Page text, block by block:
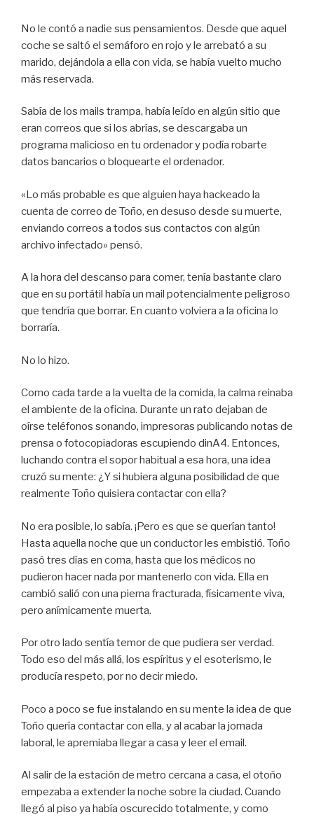
No le contó a nadie sus pensamientos. Desde que aquel
coche se saltó el semáforo en rojo y le arrebató a su
marido, dejándola a ella con vida, se había vuelto mucho
más reservada.
Sabía de los mails trampa, había leído en algún sitio que
eran correos que si los abrías, se descargaba un
programa malicioso en tu ordenador y podía robarte
datos bancarios o bloquearte el ordenador.
«Lo más probable es que alguien haya hackeado la
cuenta de correo de Toño, en desuso desde su muerte,
enviando correos a todos sus contactos con algún
archivo infectado» pensó.
A la hora del descanso para comer, tenía bastante claro
que en su portátil había un mail potencialmente peligroso
que tendría que borrar. En cuanto volviera a la oficina lo
borraría.
No lo hizo.
Como cada tarde a la vuelta de la comida, la calma reinaba
el ambiente de la oficina. Durante un rato dejaban de
oírse teléfonos sonando, impresoras publicando notas de
prensa o fotocopiadoras escupiendo dinA4. Entonces,
luchando contra el sopor habitual a esa hora, una idea
cruzó su mente: ¿Y si hubiera alguna posibilidad de que
realmente Toño quisiera contactar con ella?
No era posible, lo sabía. ¡Pero es que se querían tanto!
Hasta aquella noche que un conductor les embistió. Toño
pasó tres días en coma, hasta que los médicos no
pudieron hacer nada por mantenerlo con vida. Ella en
cambió salió con una pierna fracturada, físicamente viva,
pero anímicamente muerta.
Por otro lado sentía temor de que pudiera ser verdad.
Todo eso del más allá, los espíritus y el esoterismo, le
producía respeto, por no decir miedo.
Poco a poco se fue instalando en su mente la idea de que
Toño quería contactar con ella, y al acabar la jornada
laboral, le apremiaba llegar a casa y leer el email.
Al salir de la estación de metro cercana a casa, el otoño
empezaba a extender la noche sobre la ciudad. Cuando
llegó al piso ya había oscurecido totalmente, y como